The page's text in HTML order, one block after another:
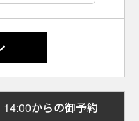
からの御予約